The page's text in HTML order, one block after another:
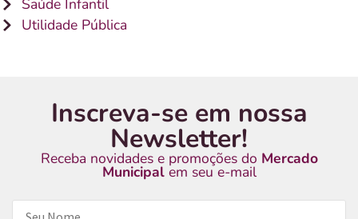
Saúde Infantil
Utilidade Pública
Inscreva-se em nossa
Newsletter!
Receba novidades e promoções do Mercado
Municipalem seu e-mail